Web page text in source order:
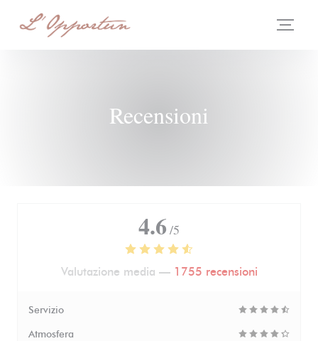
Recensioni
4.6 /5
Valutazione media — 1755 recensioni
Servizio
Atmosfera